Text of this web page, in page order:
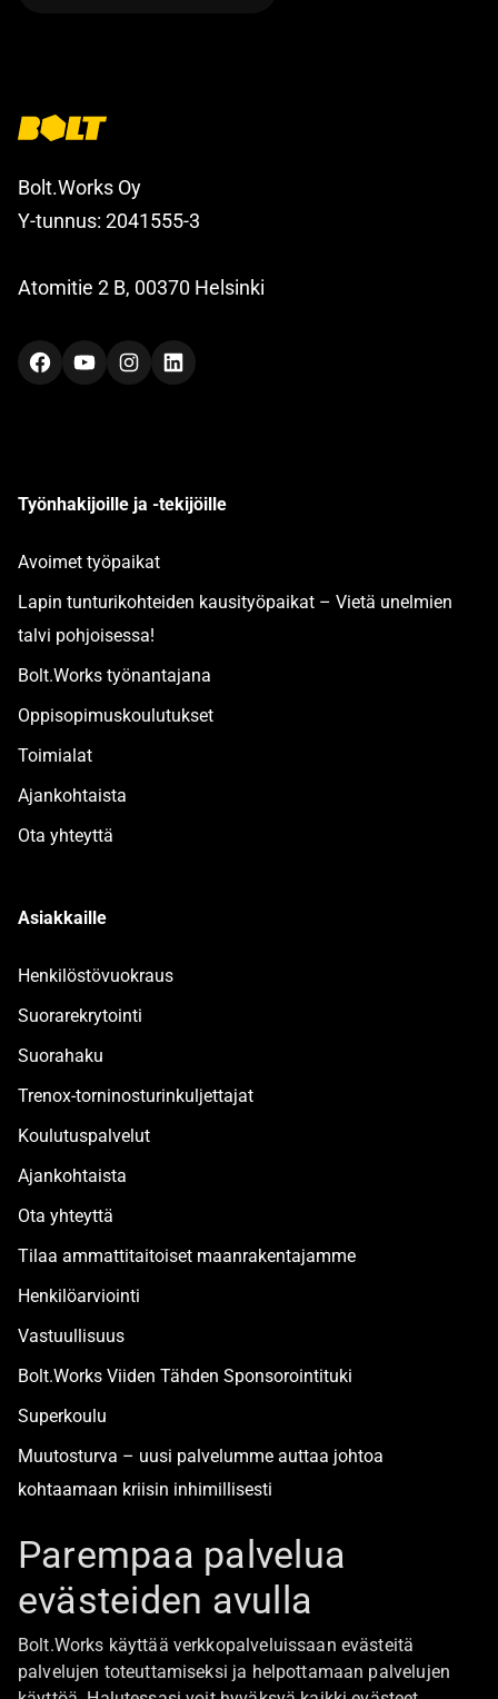
Bolt.Works Oy
Y-tunnus: 2041555-3
Atomitie 2 B, 00370 Helsinki
FacebookYouTubeInstagramLinkedIn
Työnhakijoille ja -tekijöille
Avoimet työpaikat
Lapin tunturikohteiden kausityöpaikat – Vietä unelmien
talvi pohjoisessa!
Bolt.Works työnantajana
Oppisopimuskoulutukset
Toimialat
Ajankohtaista
Ota yhteyttä
Asiakkaille
Henkilöstövuokraus
Suorarekrytointi
Suorahaku
Trenox-torninosturinkuljettajat
Koulutuspalvelut
Ajankohtaista
Ota yhteyttä
Tilaa ammattitaitoiset maanrakentajamme
Henkilöarviointi
Vastuullisuus
Bolt.Works Viiden Tähden Sponsorointituki
Superkoulu
Muutosturva – uusi palvelumme auttaa johtoa
kohtaamaan kriisin inhimillisesti
Boltista
Töihin Bolt.Worksin toimistolle
Parempaa palvelua
evästeiden avulla
Bolt.Works käyttää verkkopalveluissaan evästeitä
palvelujen toteuttamiseksi ja helpottamaan palvelujen